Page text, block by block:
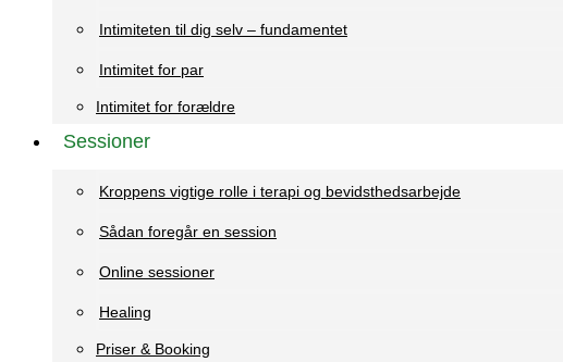
Intimiteten til dig selv – fundamentet
Intimitet for par
Intimitet for forældre
Sessioner
Kroppens vigtige rolle i terapi og bevidsthedsarbejde
Sådan foregår en session
Online sessioner
Healing
Priser & Booking